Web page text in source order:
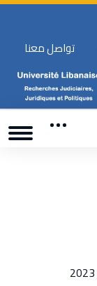
تواصل معنا